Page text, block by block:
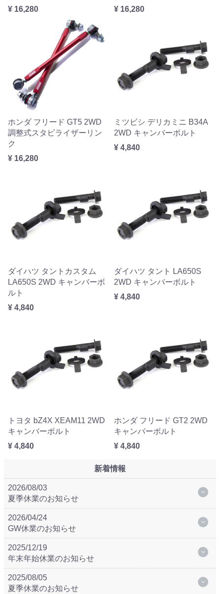
¥ 16,280
¥ 16,280
ホンダ フリード GT5 2WD
調整式スタビライザーリン
ク
¥ 16,280
ミツビシ デリカミニ B34A
2WD キャンバーボルト
¥ 4,840
ダイハツ タントカスタム
LA650S 2WD キャンバーボ
ルト
¥ 4,840
ダイハツ タント LA650S
2WD キャンバーボルト
¥ 4,840
トヨタ bZ4X XEAM11 2WD
キャンバーボルト
¥ 4,840
ホンダ フリード GT2 2WD
キャンバーボルト
¥ 4,840
新着情報
2026/08/03
夏季休業のお知らせ
2026/04/24
GW休業のお知らせ
2025/12/19
年末年始休業のお知らせ
2025/08/05
夏季休業のお知らせ